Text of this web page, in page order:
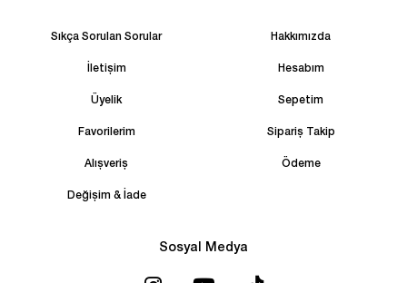
Sıkça Sorulan Sorular Hakkımızda
İletişim Hesabım
Üyelik Sepetim
Favorilerim Sipariş Takip
Alışveriş Ödeme
Değişim & İade
Sosyal Medya